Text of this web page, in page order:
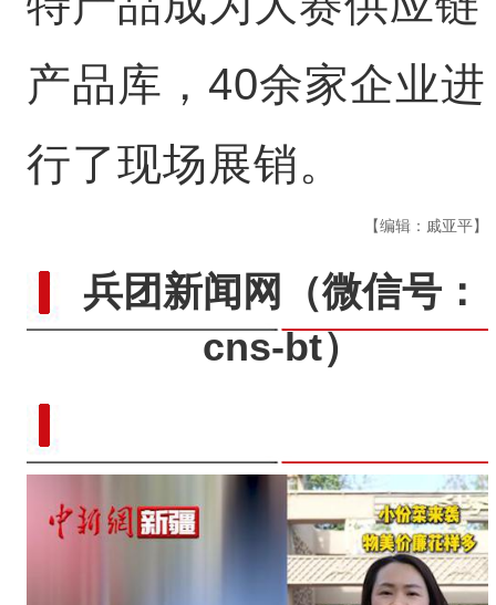
产品库，40余家企业进
行了现场展销。
【编辑：戚亚平】
兵团新闻网
（微信号：
cns-bt）